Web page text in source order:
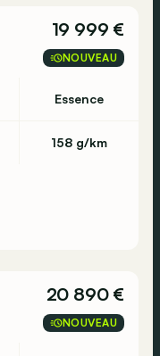
19 999 €
NOUVEAU
Essence
158 g/km
20 890 €
NOUVEAU